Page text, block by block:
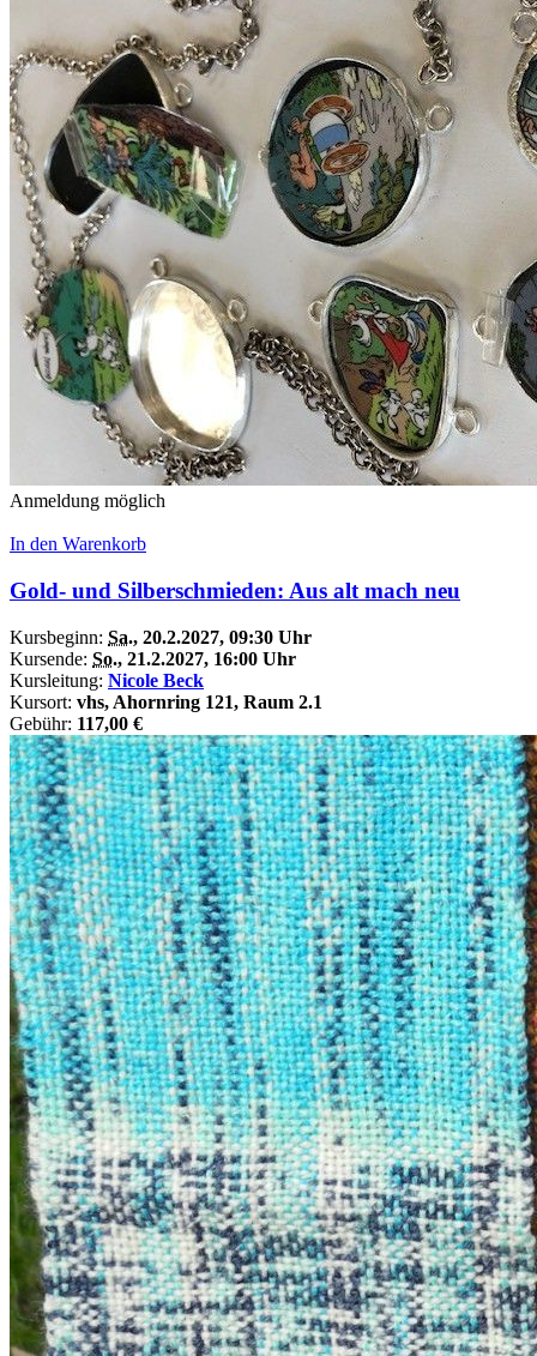
Anmeldung möglich
In den Warenkorb
Gold- und Silberschmieden: Aus alt mach neu
Kursbeginn: Sa., 20.2.2027, 09:30 Uhr
Kursende: So., 21.2.2027, 16:00 Uhr
Kursleitung: Nicole Beck
Kursort: vhs, Ahornring 121, Raum 2.1
Gebühr: 117,00 €